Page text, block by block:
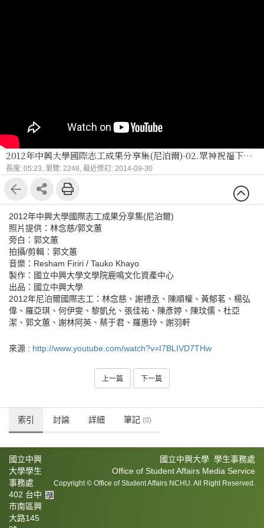
2012年中興大學國際志工成果分享集(尼泊爾)-02.眾神祝福下的生活
長度: 05:23, 瀏覽: 2248, 最近修訂: 2014-09-30
2012年中興大學國際志工成果分享集(尼泊爾)
照片提供：林念慈/郭文蕙
旁白：郭文蕙
拍攝/剪輯：郭文蕙
音樂：Resham Firiri / Tauko Khayo
製作：國立中興大學文學院鹿鳴文化資產中心
出品：國立中興大學
2012年尼泊爾國際志工：林念慈、謝禮丞、陳順權、黃郁茗、楊弘
偉、羅亞琪、何伊雯、黎凱允、張佳祐、陳彥婷、陳玟儒、杜亞
潔、郭文蕙、謝林阿英、蔡于君、羅惠玲、謝羽軒
來源 : http://www.youtube.com/watch?v=I7BLIVD7THw
上一篇 下一篇
索引 討論 詳細 筆記 (0)
國立中興大學 學生事務處
Office of Student Affairs Media Service
Copyright © Office of Student Affairs NCHU. All Right Reserved.
國立中興
大學學生
事務處
402 台中
市南區興
大路145